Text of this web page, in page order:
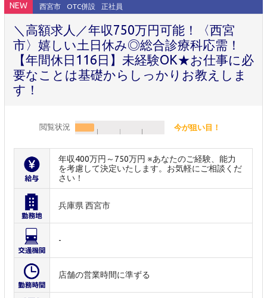
NEW 西宮市 OTC併設 正社員
＼高額求人／年収750万円可能！〈西宮
市〉嬉しい土日休み◎総合診療科応需！
【年間休日116日】未経験OK★お仕事に必
要なことは基礎からしっかりお教えしま
す！
閲覧状況 今が狙い目！
年収400万円～750万円 ※あなたのご経験、能力
を考慮して決定いたします。お気軽にご相談くだ
さい！
兵庫県 西宮市
-
店舗の営業時間に準ずる